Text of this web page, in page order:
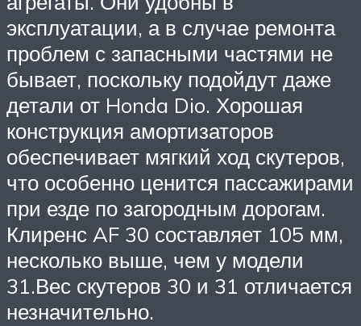
эксплуатации, а в случае ремонта
проблем с запасными частями не
бывает, поскольку подойдут даже
детали от Honda Dio. Хорошая
конструкция амортизаторов
обеспечивает мягкий ход скутеров,
что особенно ценится пассажирами
при езде по загородным дорогам.
Клиренс AF 30 составляет 105 мм,
несколько выше, чем у модели
31.Вес скутеров 30 и 31 отличается
незначительно.